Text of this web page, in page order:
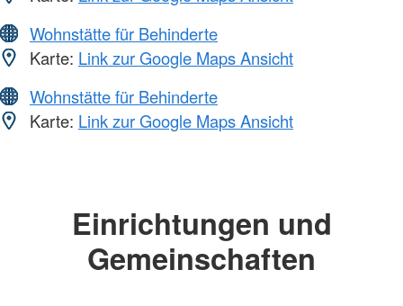
Wohnstätte für Behinderte
Karte: Link zur Google Maps Ansicht
Wohnstätte für Behinderte
Karte: Link zur Google Maps Ansicht
Einrichtungen und
Gemeinschaften